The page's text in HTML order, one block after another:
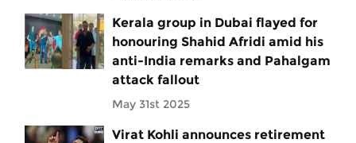
Kerala group in Dubai flayed for
honouring Shahid Afridi amid his
anti-India remarks and Pahalgam
attack fallout
May 31st 2025
Virat Kohli announces retirement